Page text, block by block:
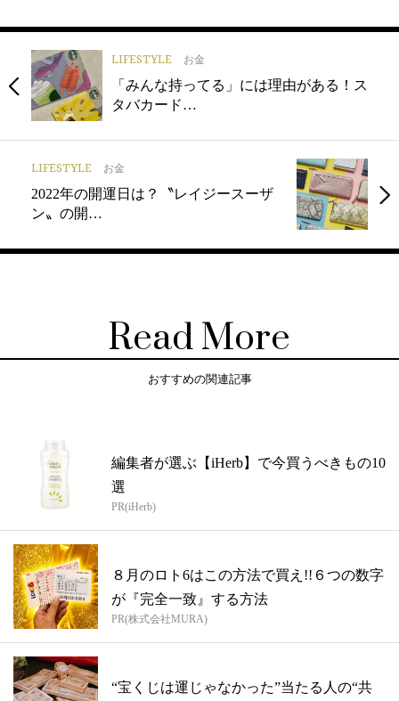
LIFESTYLE お金
「みんな持ってる」には理由がある！ス
タバカード…
LIFESTYLE お金
2022年の開運日は？〝レイジースーザ
ン〟の開…
Read More
おすすめの関連記事
編集者が選ぶ【iHerb】で今買うべきもの10
選
PR(iHerb)
８月のロト6はこの方法で買え!!６つの数字
が『完全一致』する方法
PR(株式会社MURA)
“宝くじは運じゃなかった”当たる人の“共